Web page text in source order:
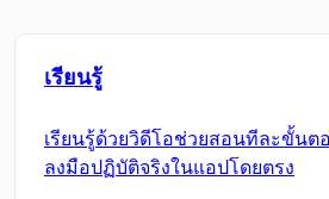
เรียนรู้
เรียนรู้ด้วยวิดีโอช่วยสอนทีละขั้น
ลงมือปฏิบัติจริงในแอปโดยตรง